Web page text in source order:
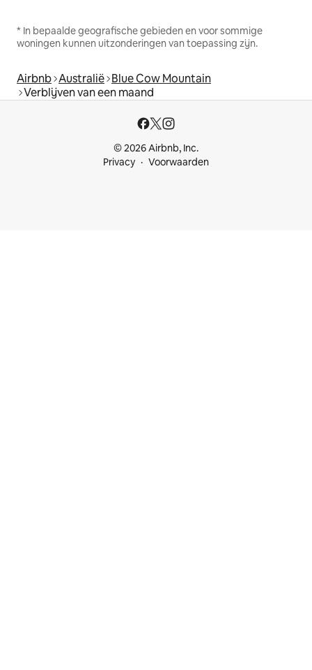
* In bepaalde geografische gebieden en voor sommige
woningen kunnen uitzonderingen van toepassing zijn.
Airbnb Australië Blue Cow Mountain
Verblijven van een maand
© 2026 Airbnb, Inc.
Privacy
Voorwaarden